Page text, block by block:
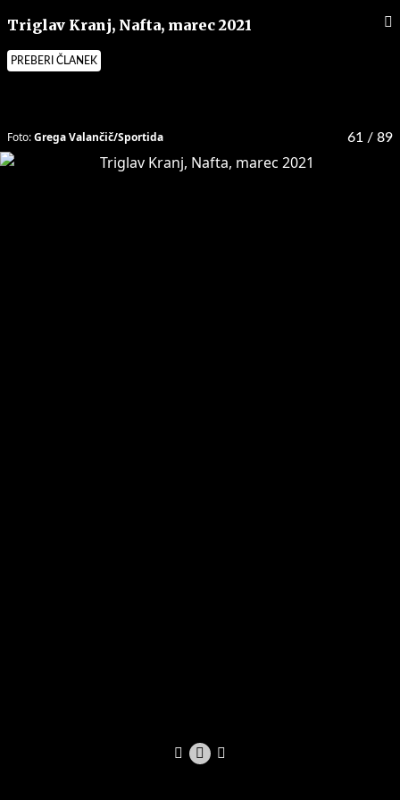
Triglav Kranj, Nafta, marec 2021
PREBERI ČLANEK
61 / 89
Foto:Grega Valančič/Sportida